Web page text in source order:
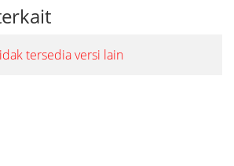
tersedia versi lain